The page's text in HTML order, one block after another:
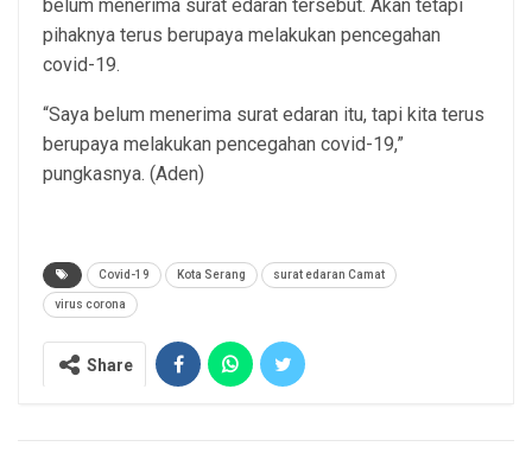
belum menerima surat edaran tersebut. Akan tetapi
pihaknya terus berupaya melakukan pencegahan
covid-19.
“Saya belum menerima surat edaran itu, tapi kita terus
berupaya melakukan pencegahan covid-19,”
pungkasnya. (Aden)
Covid-19 Kota Serang surat edaran Camat
virus corona
Share